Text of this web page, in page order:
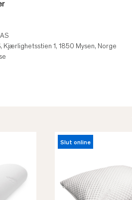
Kjærlighetsstien 1, 1850 Mysen, Norge
Slut online